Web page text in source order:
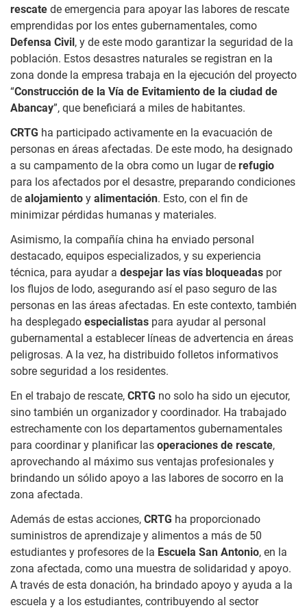
rescate de emergencia para apoyar las labores de rescate
emprendidas por los entes gubernamentales, como
Defensa Civil, y de este modo garantizar la seguridad de la
población. Estos desastres naturales se registran en la
zona donde la empresa trabaja en la ejecución del proyecto
“Construcción de la Vía de Evitamiento de la ciudad de
Abancay”, que beneficiará a miles de habitantes.
CRTG ha participado activamente en la evacuación de
personas en áreas afectadas. De este modo, ha designado
a su campamento de la obra como un lugar de refugio
para los afectados por el desastre, preparando condiciones
de alojamiento y alimentación. Esto, con el fin de
minimizar pérdidas humanas y materiales.
Asimismo, la compañía china ha enviado personal
destacado, equipos especializados, y su experiencia
técnica, para ayudar a despejar las vías bloqueadas por
los flujos de lodo, asegurando así el paso seguro de las
personas en las áreas afectadas. En este contexto, también
ha desplegado especialistas para ayudar al personal
gubernamental a establecer líneas de advertencia en áreas
peligrosas. A la vez, ha distribuido folletos informativos
sobre seguridad a los residentes.
En el trabajo de rescate, CRTG no solo ha sido un ejecutor,
sino también un organizador y coordinador. Ha trabajado
estrechamente con los departamentos gubernamentales
para coordinar y planificar las operaciones de rescate,
aprovechando al máximo sus ventajas profesionales y
brindando un sólido apoyo a las labores de socorro en la
zona afectada.
Además de estas acciones, CRTG ha proporcionado
suministros de aprendizaje y alimentos a más de 50
estudiantes y profesores de la Escuela San Antonio, en la
zona afectada, como una muestra de solidaridad y apoyo.
A través de esta donación, ha brindado apoyo y ayuda a la
escuela y a los estudiantes, contribuyendo al sector